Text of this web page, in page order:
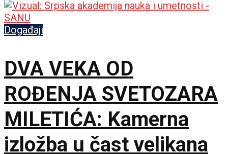
Događaji
DVA VEKA OD
ROĐENJA SVETOZARA
MILETIĆA: Kamerna
izložba u čast velikana